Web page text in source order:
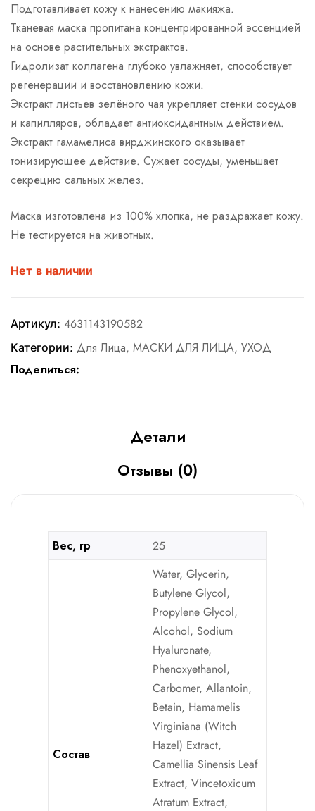
Подготавливает кожу к нанесению макияжа.
Тканевая маска пропитана концентрированной эссенцией
на основе растительных экстрактов.
Гидролизат коллагена глубоко увлажняет, способствует
регенерации и восстановлению кожи.
Экстракт листьев зелёного чая укрепляет стенки сосудов
и капилляров, обладает антиоксидантным действием.
Экстракт гамамелиса вирджинского оказывает
тонизирующее действие. Сужает сосуды, уменьшает
секрецию сальных желез.
Маска изготовлена из 100% хлопка, не раздражает кожу.
Не тестируется на животных.
Нет в наличии
Артикул: 4631143190582
Категории: Для Лица, МАСКИ ДЛЯ ЛИЦА, УХОД
Поделиться:
Детали
Отзывы (0)
Вес, гр 25
Состав
Water, Glycerin,
Butylene Glycol,
Propylene Glycol,
Alcohol, Sodium
Hyaluronate,
Phenoxyethanol,
Carbomer, Allantoin,
Betain, Hamamelis
Virginiana (Witch
Hazel) Extract,
Camellia Sinensis Leaf
Extract, Vincetoxicum
Atratum Extract,